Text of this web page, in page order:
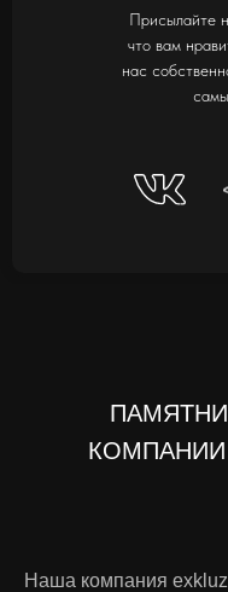
Присылайте
что вам
нас
КОМПАНИИ
Наша компания